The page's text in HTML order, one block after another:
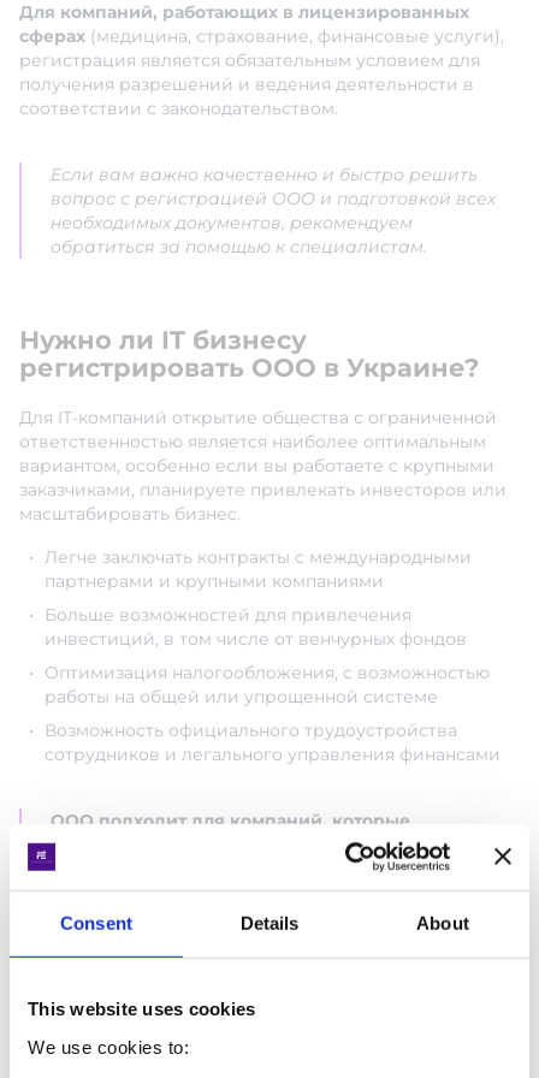
Consent Details About
This website uses cookies
We use cookies to:
Для компаний, работающих в лицензированных
сферах (медицина, страхование, финансовые услуги),
регистрация является обязательным условием для
получения разрешений и ведения деятельности в
соответствии с законодательством.
Если вам важно качественно и быстро решить
вопрос с регистрацией ООО и подготовкой всех
необходимых документов, рекомендуем
обратиться за помощью к специалистам.
Нужно ли IT бизнесу
регистрировать ООО в Украине?
Для IT-компаний открытие общества с ограниченной
ответственностью является наиболее оптимальным
вариантом, особенно если вы работаете с крупными
заказчиками, планируете привлекать инвесторов или
масштабировать бизнес.
Легче заключать контракты с международными
партнерами и крупными компаниями
Больше возможностей для привлечения
инвестиций, в том числе от венчурных фондов
Оптимизация налогообложения, с возможностью
работы на общей или упрощенной системе
Возможность официального трудоустройства
сотрудников и легального управления финансами
ООО подходит для компаний, которые
планируют
регистрацию в Дія.Cityи пользование
налоговыми льготами для IT компаний.